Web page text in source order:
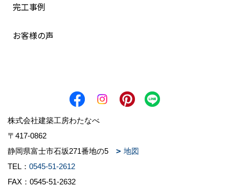
完工事例
お客様の声
株式会社建築工房わたなべ
〒417-0862
静岡県富士市石坂271番地の5
地図
TEL： 0545-51-2612
FAX：0545-51-2632